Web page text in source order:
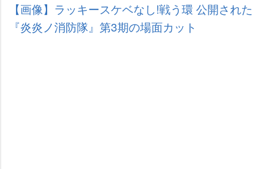
【画像】ラッキースケベなし!戦う環 公開された
『炎炎ノ消防隊』第3期の場面カット